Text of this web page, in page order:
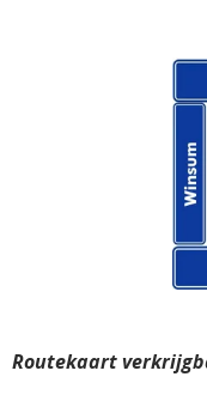
Routekaart